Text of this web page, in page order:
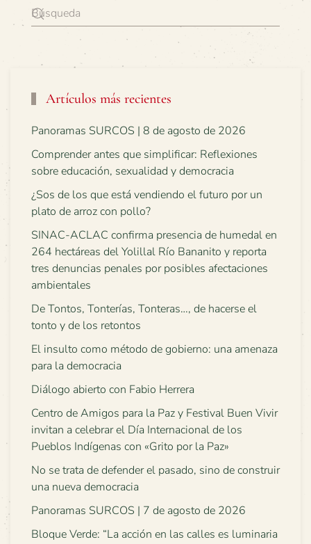
Artículos más recientes
Panoramas SURCOS | 8 de agosto de 2026
Comprender antes que simplificar: Reflexiones
sobre educación, sexualidad y democracia
¿Sos de los que está vendiendo el futuro por un
plato de arroz con pollo?
SINAC-ACLAC confirma presencia de humedal en
264 hectáreas del Yolillal Río Bananito y reporta
tres denuncias penales por posibles afectaciones
ambientales
De Tontos, Tonterías, Tonteras…, de hacerse el
tonto y de los retontos
El insulto como método de gobierno: una amenaza
para la democracia
Diálogo abierto con Fabio Herrera
Centro de Amigos para la Paz y Festival Buen Vivir
invitan a celebrar el Día Internacional de los
Pueblos Indígenas con «Grito por la Paz»
No se trata de defender el pasado, sino de construir
una nueva democracia
Panoramas SURCOS | 7 de agosto de 2026
Bloque Verde: “La acción en las calles es luminaria